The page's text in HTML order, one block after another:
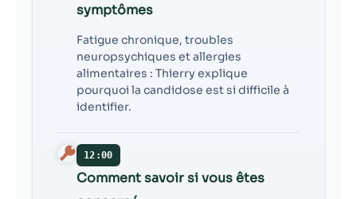
symptômes
Fatigue chronique, troubles
neuropsychiques et allergies
alimentaires : Thierry explique
pourquoi la candidose est si difficile à
identifier.
12:00
Comment savoir si vous êtes